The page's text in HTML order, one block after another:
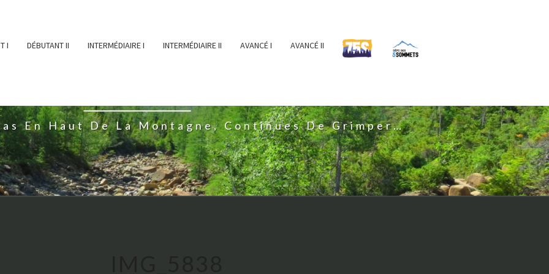
I DÉBUTANT II INTERMÉDIAIRE I INTERMÉDIAIRE II AVANCÉ I AVANCÉ II
En Haut De La Montagne, Continues De Grimper…